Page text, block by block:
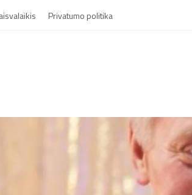
Privatumo politika